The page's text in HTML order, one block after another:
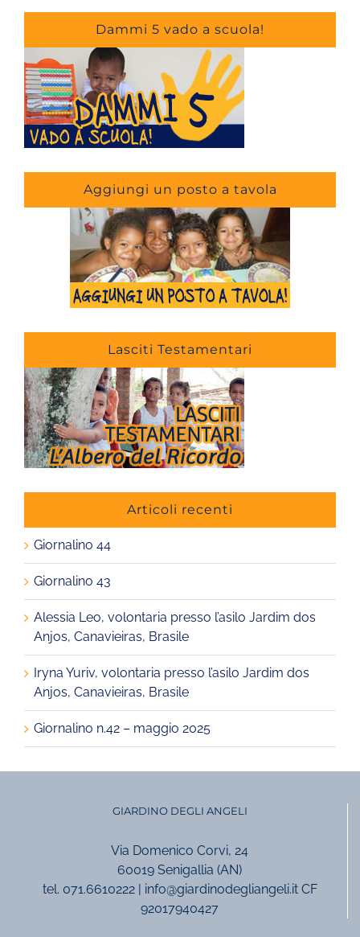
Dammi 5 vado a scuola!
Aggiungi un posto a tavola
Lasciti Testamentari
Articoli recenti
Giornalino 44
Giornalino 43
Alessia Leo, volontaria presso l’asilo Jardim dos
Anjos, Canavieiras, Brasile
Iryna Yuriv, volontaria presso l’asilo Jardim dos
Anjos, Canavieiras, Brasile
Giornalino n.42 – maggio 2025
GIARDINO DEGLI ANGELI
Via Domenico Corvi, 24
60019 Senigallia (AN)
tel. 071.6610222 | info@giardinodegliangeli.it CF
92017940427